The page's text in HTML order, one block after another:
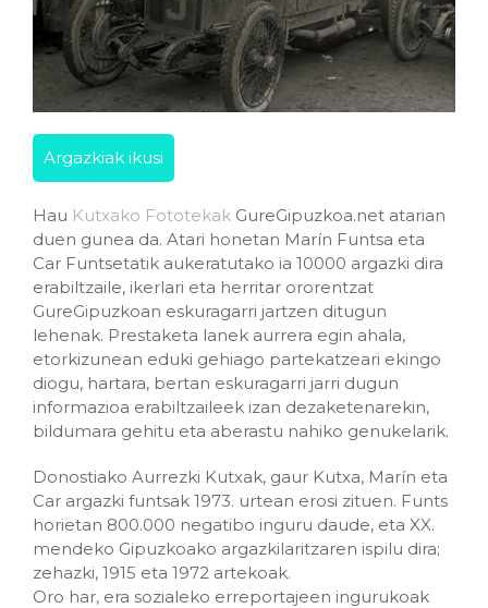
Argazkiak ikusi
Hau Kutxako Fototekak GureGipuzkoa.net atarian
duen gunea da. Atari honetan Marín Funtsa eta
Car Funtsetatik aukeratutako ia 10000 argazki dira
erabiltzaile, ikerlari eta herritar ororentzat
GureGipuzkoan eskuragarri jartzen ditugun
lehenak. Prestaketa lanek aurrera egin ahala,
etorkizunean eduki gehiago partekatzeari ekingo
diogu, hartara, bertan eskuragarri jarri dugun
informazioa erabiltzaileek izan dezaketenarekin,
bildumara gehitu eta aberastu nahiko genukelarik.
Donostiako Aurrezki Kutxak, gaur Kutxa, Marín eta
Car argazki funtsak 1973. urtean erosi zituen. Funts
horietan 800.000 negatibo inguru daude, eta XX.
mendeko Gipuzkoako argazkilaritzaren ispilu dira;
zehazki, 1915 eta 1972 artekoak.
Oro har, era sozialeko erreportajeen ingurukoak